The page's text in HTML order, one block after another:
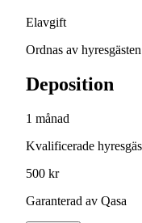
Elavgift
Ordnas av hyresgästen
Deposition
1 månad
Kvalificerade
500 kr
Garanterad av Qasa